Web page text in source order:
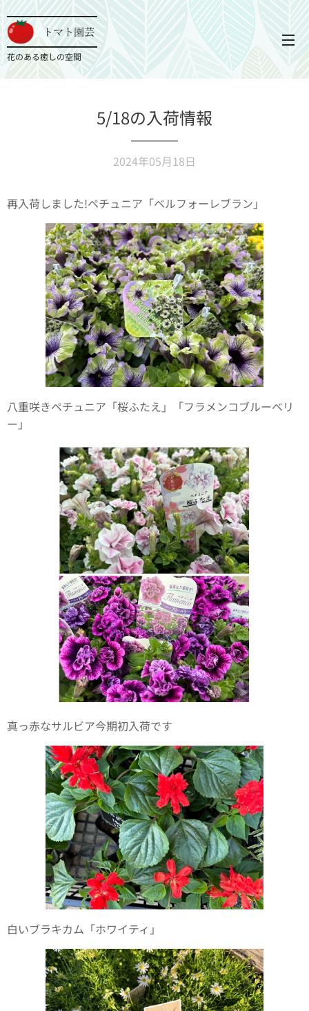
トマト園芸
花のある癒しの空間
5/18の入荷情報
2024年05月18日
再入荷しました!ペチュニア「ベルフォーレブラン」
八重咲きペチュニア「桜ふたえ」「フラメンコブルーベリ
ー」
真っ赤なサルビア今期初入荷です
白いブラキカム「ホワイティ」